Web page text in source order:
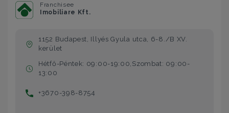
Franchisee
Imobiliare Kft.
1152 Budapest, Illyés Gyula utca, 6-8./B XV.
kerület
Hétfő-Péntek: 09:00-19:00,Szombat: 09:00-
13:00
+3670-398-8754